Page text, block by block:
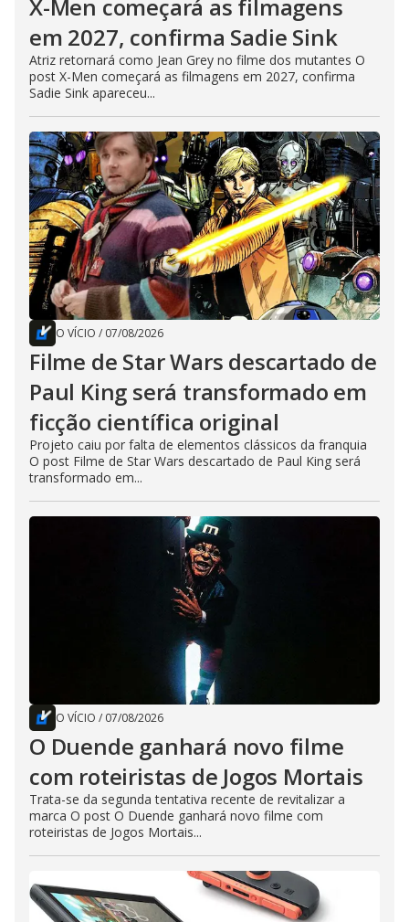
X-Men começará as filmagens
em 2027, confirma Sadie Sink
Atriz retornará como Jean Grey no filme dos mutantes O
post X-Men começará as filmagens em 2027, confirma
Sadie Sink apareceu...
O VÍCIO / 07/08/2026
Filme de Star Wars descartado de
Paul King será transformado em
ficção científica original
Projeto caiu por falta de elementos clássicos da franquia
O post Filme de Star Wars descartado de Paul King será
transformado em...
O VÍCIO / 07/08/2026
O Duende ganhará novo filme
com roteiristas de Jogos Mortais
Trata-se da segunda tentativa recente de revitalizar a
marca O post O Duende ganhará novo filme com
roteiristas de Jogos Mortais...